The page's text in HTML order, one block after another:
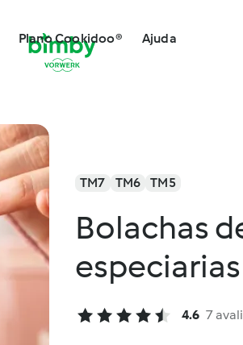
Plano Cookidoo® Ajuda
TM7 TM6 TM5
Bolachas
especiarias
4.6 7